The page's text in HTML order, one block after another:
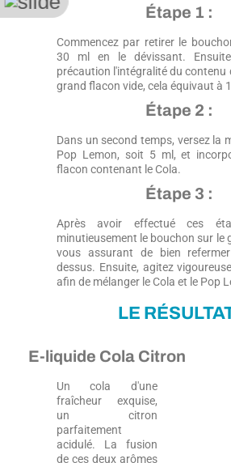
Étape 1 :
Commencez par retirer le
30 ml en le dévissant.
précaution l'intégralité du contenu
grand flacon vide, cela équivaut à
Étape 2 :
Dans un second temps, versez la
Pop Lemon, soit 5 ml, et
flacon contenant le Cola.
Étape 3 :
Après avoir effectué ces
minutieusement le bouchon sur le
vous assurant de bien
dessus. Ensuite, agitez
afin de mélanger le Cola et le Pop
LE
E-liquide Cola Citron
Un cola d'une
fraîcheur exquise,
un citron
parfaitement
acidulé. La fusion
de ces deux arômes